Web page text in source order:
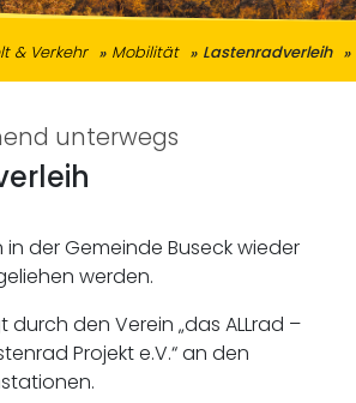
& Verkehr Mobilität Lastenradverleih
unterwegs
der Gemeinde Buseck wieder
werden.
durch den Verein „das ALLrad –
Projekt e.V.“ an den